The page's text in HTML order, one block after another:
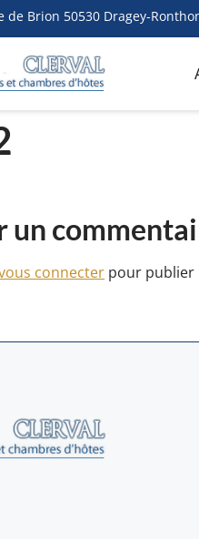
de Brion 50530 Dragey-
un
connecter pour publier